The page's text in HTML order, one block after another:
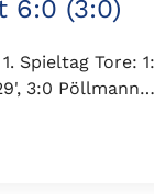
6:0 (3:0)
Spieltag Tore:
3:0 Pöllmann…